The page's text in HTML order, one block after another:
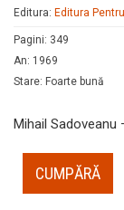
Editura: Editura
Pagini: 349
An: 1969
Stare: Foarte bună
Mihail Sadoveanu
CUMPĂRĂ